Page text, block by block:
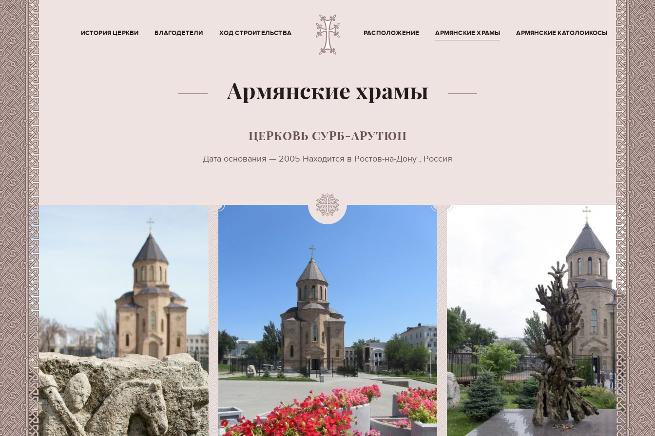
ИСТОРИЯ ЦЕРКВИ БЛАГОДЕТЕЛИ ХОД СТРОИТЕЛЬСТВА РАСПОЛОЖЕНИЕ АРМЯНСКИЕ ХРАМЫ АРМЯНСКИЕ КАТОЛОИКОСЫ
Армянские храмы
ЦЕРКОВЬ СУРБ-АРУТЮН
Дата основания — 2005 Находится в Ростов-на-Дону , Россия